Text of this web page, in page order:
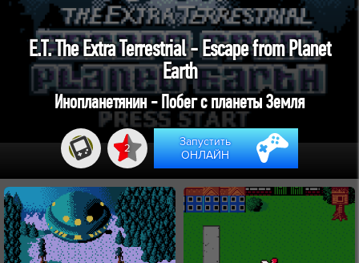
E.T. The Extra Terrestrial - Escape from Planet
Earth
Инопланетянин - Побег с планеты Земля
2
Запустить
ОНЛАЙН